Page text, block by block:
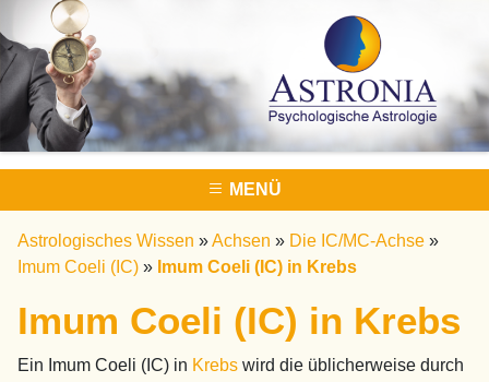
MENÜ
Astrologisches Wissen »Achsen » Die IC/MC-Achse »
Imum Coeli (IC) » Imum Coeli (IC) in Krebs
Imum Coeli (IC) in Krebs
Ein Imum Coeli (IC) in Krebs wird die üblicherweise durch